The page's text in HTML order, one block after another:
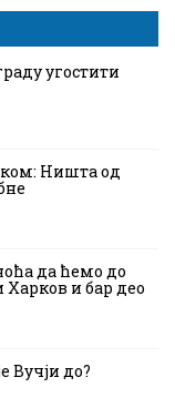
угостити
Ништа од
да ћемо до
Харков и бар део
Вучји до?